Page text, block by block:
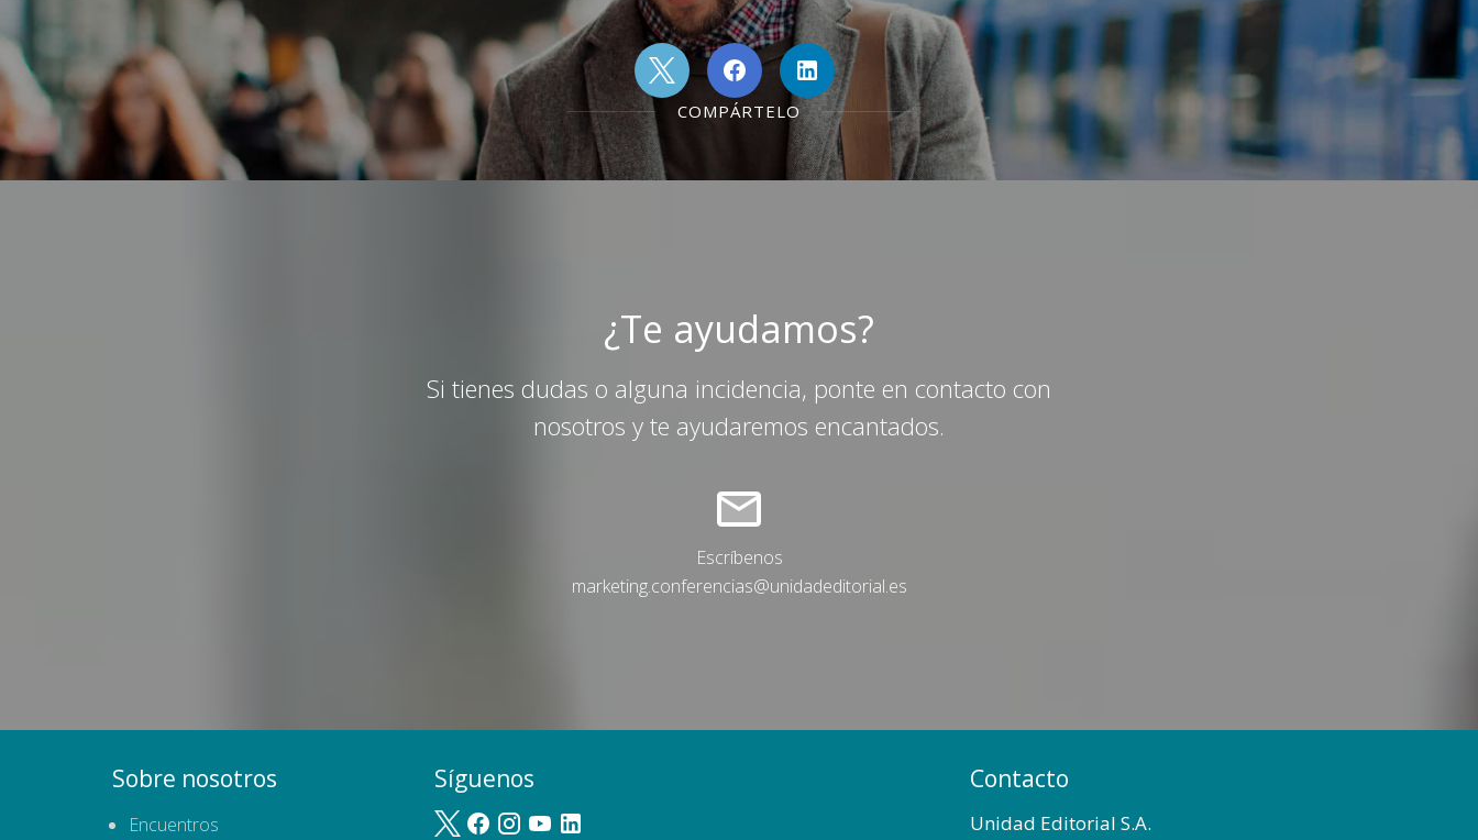
COMPÁRTELO
¿Te ayudamos?
Si tienes dudas o alguna incidencia, ponte en contacto con
nosotros y te ayudaremos encantados.
Escríbenos
marketing.conferencias@unidadeditorial.es
Sobre nosotros
Encuentros
Síguenos Contacto
Unidad Editorial S.A.